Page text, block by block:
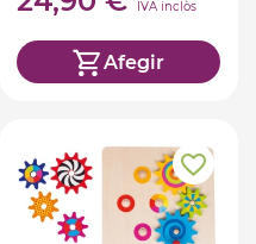
IVA inclòs
Afegir